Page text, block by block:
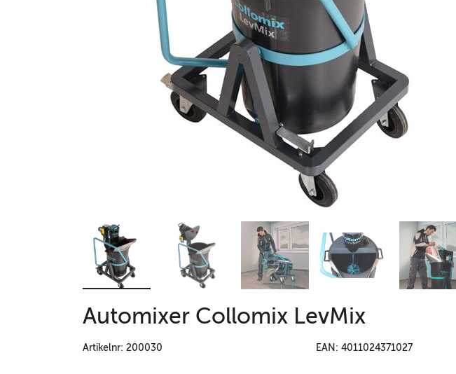
Automixer Collomix LevMix
Artikelnr: 200030 EAN: 4011024371027